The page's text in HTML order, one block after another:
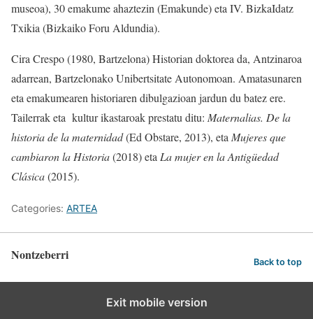
museoa), 30 emakume ahaztezin (Emakunde) eta IV. BizkaIdatz
Txikia (Bizkaiko Foru Aldundia).
Cira Crespo (1980, Bartzelona) Historian doktorea da, Antzinaroa
adarrean, Bartzelonako Unibertsitate Autonomoan. Amatasunaren
eta emakumearen historiaren dibulgazioan jardun du batez ere.
Tailerrak eta kultur ikastaroak prestatu ditu: Maternalias. De la
historia de la maternidad(Ed Obstare, 2013), etaMujeres que
cambiaron la Historia(2018) etaLa mujer en la Antigüedad
Clásica(2015).
Categories: ARTEA
Nontzeberri Back to top
Exit mobile version